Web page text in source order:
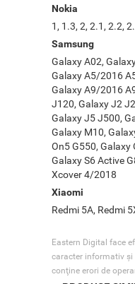
Nokia
1, 1.3, 2, 2.1, 2.2,
Samsung
Galaxy A02,
Galaxy A5/2016
Galaxy A9/2016
J120, Galaxy J2
Galaxy J5 J500,
Galaxy M10,
On5 G550, Galaxy
Galaxy S6 Active
Xcover 4/2018
Xiaomi
Redmi 5A, Redmi
Eastern Digital face
caracter informativ şi
conţine erori de